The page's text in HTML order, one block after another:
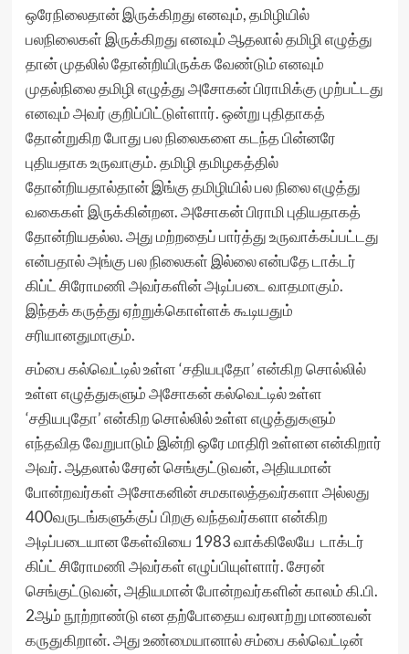
ஒரேநிலைதான் இருக்கிறது எனவும், தமிழியில்
பலநிலைகள் இருக்கிறது எனவும் ஆதலால் தமிழி எழுத்து
தான் முதலில் தோன்றியிருக்க வேண்டும் எனவும்
முதல்நிலை தமிழி எழுத்து அசோகன் பிராமிக்கு முற்பட்டது
எனவும் அவர் குறிப்பிட்டுள்ளார். ஒன்று புதிதாகத்
தோன்றுகிற போது பல நிலைகளை கடந்த பின்னரே
புதியதாக உருவாகும். தமிழி தமிழகத்தில்
தோன்றியதால்தான் இங்கு தமிழியில் பல நிலை எழுத்து
வகைகள் இருக்கின்றன. அசோகன் பிராமி புதியதாகத்
தோன்றியதல்ல. அது மற்றதைப் பார்த்து உருவாக்கப்பட்டது
என்பதால் அங்கு பல நிலைகள் இல்லை என்பதே டாக்டர்
கிப்ட் சிரோமணி அவர்களின் அடிப்படை வாதமாகும்.
இந்தக் கருத்து ஏற்றுக்கொள்ளக் கூடியதும்
சரியானதுமாகும்.
சம்பை கல்வெட்டில் உள்ள ‘சதியபுதோ’ என்கிற சொல்லில்
உள்ள எழுத்துகளும் அசோகன் கல்வெட்டில் உள்ள
‘சதியபுதோ’ என்கிற சொல்லில் உள்ள எழுத்துகளும்
எந்தவித வேறுபாடும் இன்றி ஒரே மாதிரி உள்ளன என்கிறார்
அவர். ஆதலால் சேரன் செங்குட்டுவன், அதியமான்
போன்றவர்கள் அசோகனின் சமகாலத்தவர்களா அல்லது
400வருடங்களுக்குப் பிறகு வந்தவர்களா என்கிற
அடிப்படையான கேள்வியை 1983 வாக்கிலேயே டாக்டர்
கிப்ட் சிரோமணி அவர்கள் எழுப்பியுள்ளார். சேரன்
செங்குட்டுவன், அதியமான் போன்றவர்களின் காலம் கி.பி.
2ஆம் நூற்றாண்டு என தற்போதைய வரலாற்று மாணவன்
கருதுகிறான். அது உண்மையானால் சம்பை கல்வெட்டின்